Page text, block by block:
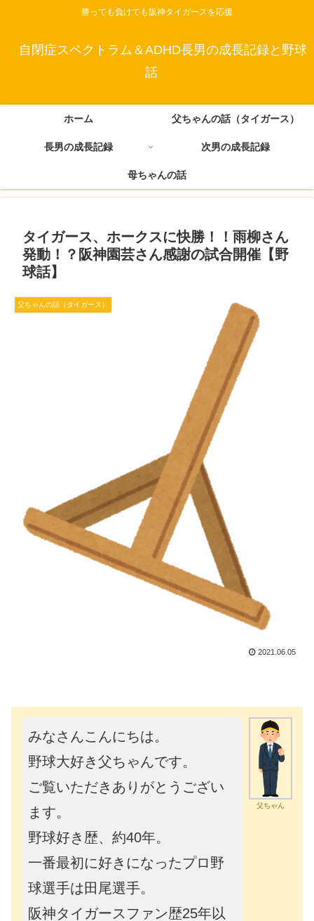
勝っても負けても阪神タイガースを応援
自閉症スペクトラム＆ADHD長男の成長記録と野球
話
ホーム 父ちゃんの話（タイガース）
長男の成長記録 次男の成長記録
母ちゃんの話
タイガース、ホークスに快勝！！雨柳さん
発動！？阪神園芸さん感謝の試合開催【野
球話】
父ちゃんの話（タイガース）
2021.06.05
父ちゃん
みなさんこんにちは。
野球大好き父ちゃんです。
ご覧いただきありがとうござい
ます。
野球好き歴、約40年。
一番最初に好きになったプロ野
球選手は田尾選手。
阪神タイガースファン歴25年以